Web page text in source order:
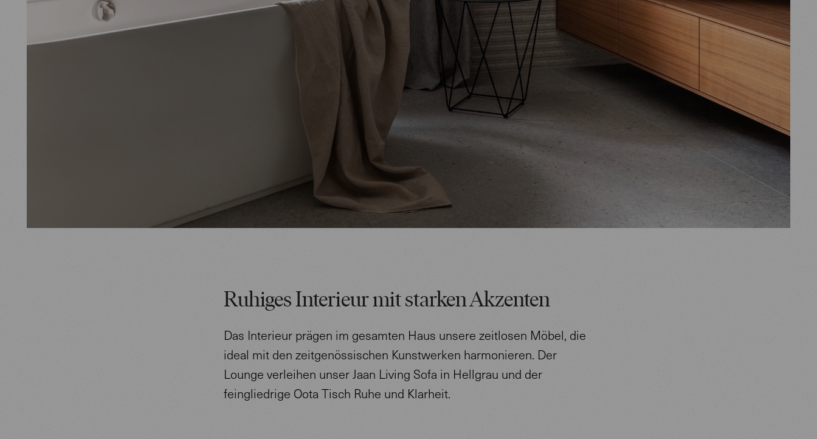
Ruhiges Interieur mit starken Akzenten
Das Interieur prägen im gesamten Haus unsere zeitlosen Möbel, die
ideal mit den zeitgenössischen Kunstwerken harmonieren. Der
Lounge verleihen unser Jaan Living Sofa in Hellgrau und der
feingliedrige Oota Tisch Ruhe und Klarheit.